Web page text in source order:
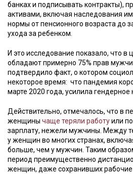
банках и подписывать контракты),
активами, включая наследования
нормы от пенсионного возраста до
ухода за ребенком.
И это исследование показало, что
обладают примерно 75% прав
подтвердило факт, о котором
некоторое время: что пандемия
марте 2020 года, усилила гендерное
Действительно, отмечалось, что в
женщины чаще теряли работуили
зарплату, нежели мужчины. Между
у женщин во многих странах,
больше, чем у мужчин. Таким
период преимущественно
женщин, даже сохранивших